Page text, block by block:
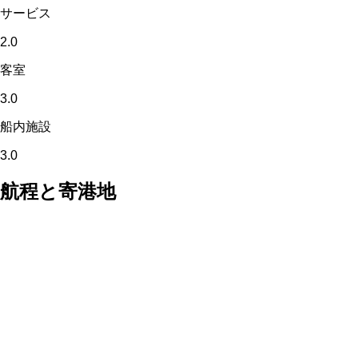
サービス
2.0
客室
3.0
船内施設
3.0
航程と寄港地